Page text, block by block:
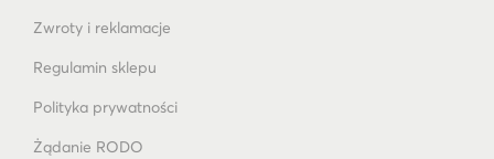
Zwroty i reklamacje
Regulamin sklepu
Polityka prywatności
Żądanie RODO